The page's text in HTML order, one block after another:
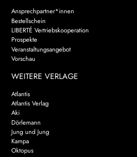
Ansprechpartner*innen
Bestellschein
LIBERTÉ Vertriebskooperation
Prospekte
Veranstaltungsangebot
Vorschau
WEITERE VERLAGE
Atlantis
Atlantis Verlag
Aki
Dörlemann
Jung und Jung
Kampa
Oktopus